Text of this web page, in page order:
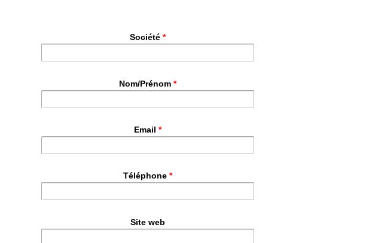
Société *
Nom/Prénom *
Email *
Téléphone *
Site web